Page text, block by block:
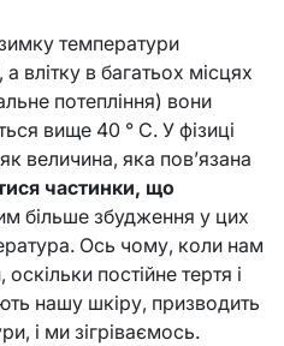
температури
влітку в багатьох місцях
потепління) вони
вище 40 ° C. У фізиці
величина, яка пов’язана
частинки, що
більше збудження у цих
Ось чому, коли нам
постійне тертя і
нашу шкіру, призводить
і ми зігріваємось.